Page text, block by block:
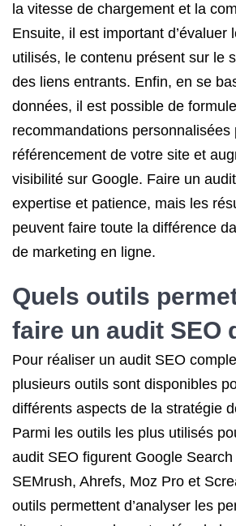
la vitesse de chargement et la
Ensuite, il est important d’évaluer
utilisés, le contenu présent sur le
des liens entrants. Enfin, en se
données, il est possible de
recommandations personnalisées
référencement de votre site et
visibilité sur Google. Faire un
expertise et patience, mais les
peuvent faire toute la différence
de marketing en ligne.
Quels outils
faire un audit SEO
Pour réaliser un audit SEO
plusieurs outils sont disponibles
différents aspects de la stratégie
Parmi les outils les plus utilisés
audit SEO figurent Google
SEMrush, Ahrefs, Moz Pro et
outils permettent d’analyser les